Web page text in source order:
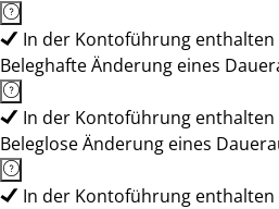
In der Kontoführung enthalten
Beleghafte Änderung eines
In der Kontoführung enthalten
Beleglose Änderung eines
In der Kontoführung enthalten